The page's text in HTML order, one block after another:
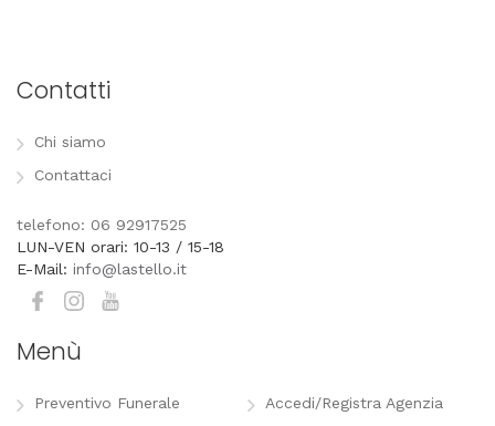
Contatti
Chi siamo
Contattaci
telefono: 06 92917525
LUN-VEN orari: 10-13 / 15-18
E-Mail: info@lastello.it
Menù
Preventivo Funerale
Accedi/Registra Agenzia